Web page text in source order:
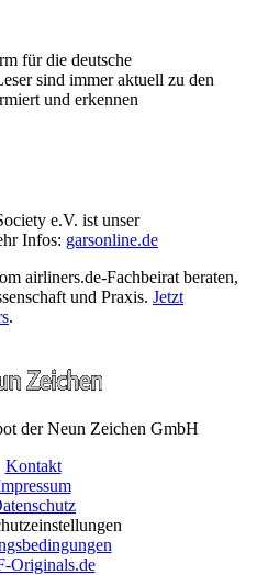
für die deutsche
sind immer aktuell zu den
und erkennen
e.V. ist unser
Infos: garsonline.de
airliners.de-Fachbeirat beraten,
und Praxis. Jetzt
.
der Neun Zeichen GmbH
Kontakt
Originals.de